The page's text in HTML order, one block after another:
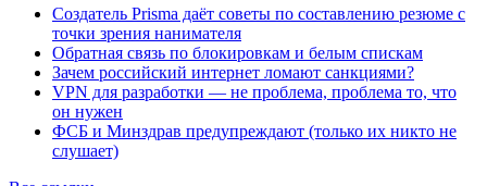
Создатель Prisma даёт советы по составлению резюме с
точки зрения нанимателя
Обратная связь по блокировкам и белым спискам
Зачем российский интернет ломают санкциями?
VPN для разработки — не проблема, проблема то, что
он нужен
ФСБ и Минздрав предупреждают (только их никто не
слушает)